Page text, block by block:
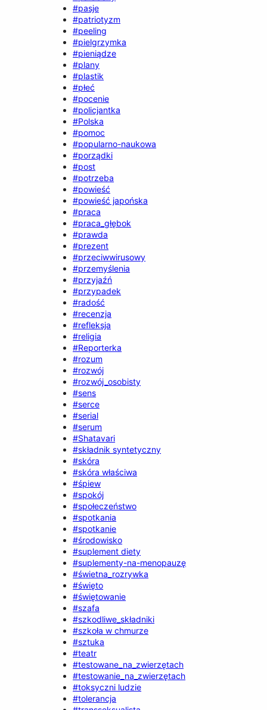
#pasje
#patriotyzm
#peeling
#pielgrzymka
#pieniądze
#plany
#plastik
#płeć
#pocenie
#policjantka
#Polska
#pomoc
#popularno-naukowa
#porządki
#post
#potrzeba
#powieść
#powieść japońska
#praca
#praca_głębok
#prawda
#prezent
#przeciwwirusowy
#przemyślenia
#przyjaźń
#przypadek
#radość
#recenzja
#refleksja
#religia
#Reporterka
#rozum
#rozwój
#rozwój_osobisty
#sens
#serce
#serial
#serum
#Shatavari
#składnik syntetyczny
#skóra
#skóra właściwa
#śpiew
#spokój
#społeczeństwo
#spotkania
#spotkanie
#środowisko
#suplement diety
#suplementy-na-menopauzę
#świetna_rozrywka
#święto
#świętowanie
#szafa
#szkodliwe_składniki
#szkoła w chmurze
#sztuka
#teatr
#testowane_na_zwierzętach
#testowanie_na_zwierzętach
#toksyczni ludzie
#tolerancja